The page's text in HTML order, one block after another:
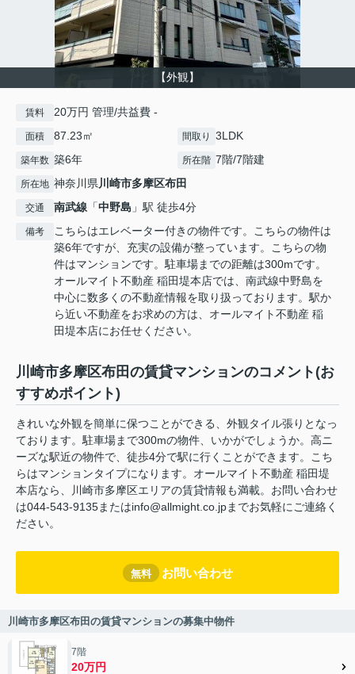
【外観】
賃料 20万円 管理/共益費 -
面積 87.23㎡ 間取り 3LDK
築年数 築6年 所在階 7階/7階建
所在地 神奈川県川崎市多摩区布田
交通 南武線 「中野島 」駅 徒歩4分
備考
こちらはエレベーター付きの物件です。こちらの物件は
築6年ですが、充実の設備が整っています。こちらの物
件はマンションです。駐車場までの距離は300mです。
オールマイト不動産 稲田堤本店では、南武線中野島を
中心に数多くの不動産情報を取り扱っております。駅か
ら近い不動産をお求めの方は、オールマイト不動産 稲
田堤本店にお任せください。
川崎市多摩区布田の賃貸マンションのコメント(お
すすめポイント)
きれいな外観を簡単に保つことができる、外観タイル張りとなっ
ております。駐車場まで300mの物件、いかがでしょうか。高ニ
ーズな駅近の物件で、徒歩4分で駅に行くことができます。こち
らはマンションタイプになります。オールマイト不動産 稲田堤
本店なら、川崎市多摩区エリアの賃貸情報も満載。お問い合わせ
は044-543-9135またはinfo@allmight.co.jpまでお気軽にご連絡く
ださい。
無料 お問い合わせ
川崎市多摩区布田の賃貸マンションの募集中物件
7階
20万円